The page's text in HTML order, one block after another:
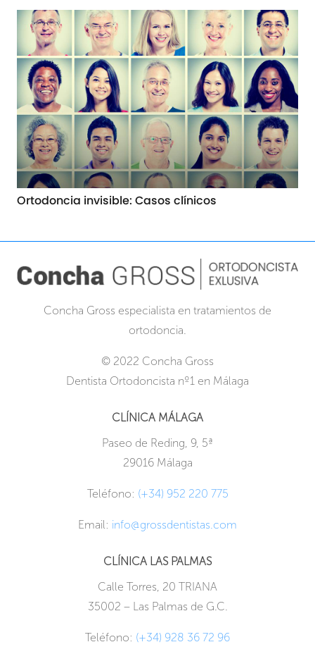
Ortodoncia invisible: Casos clínicos
Concha Gross especialista en tratamientos de
ortodoncia.
© 2022 Concha Gross
Dentista Ortodoncista nº1 en Málaga
CLÍNICA MÁLAGA
Paseo de Reding, 9, 5ª
29016 Málaga
Teléfono: (+34) 952 220 775
Email: info@grossdentistas.com
CLÍNICA LAS PALMAS
Calle Torres, 20 TRIANA
35002 – Las Palmas de G.C.
Teléfono: (+34) 928 36 72 96